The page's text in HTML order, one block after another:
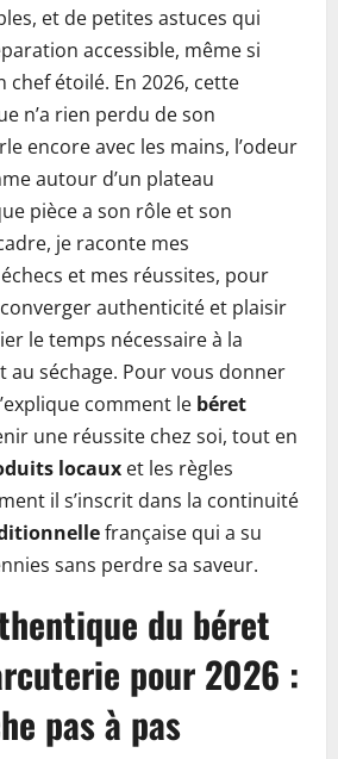
et de petites astuces qui
accessible, même si
chef étoilé. En 2026, cette
n’a rien perdu de son
encore avec les mains, l’odeur
autour d’un plateau
pièce a son rôle et son
je raconte mes
et mes réussites, pour
authenticité et plaisir
le temps nécessaire à la
au séchage. Pour vous donner
comment le béret
une réussite chez soi, tout en
locaux et les règles
il s’inscrit dans la continuité
française qui a su
sans perdre sa saveur.
du béret
pour 2026 :
pas à pas